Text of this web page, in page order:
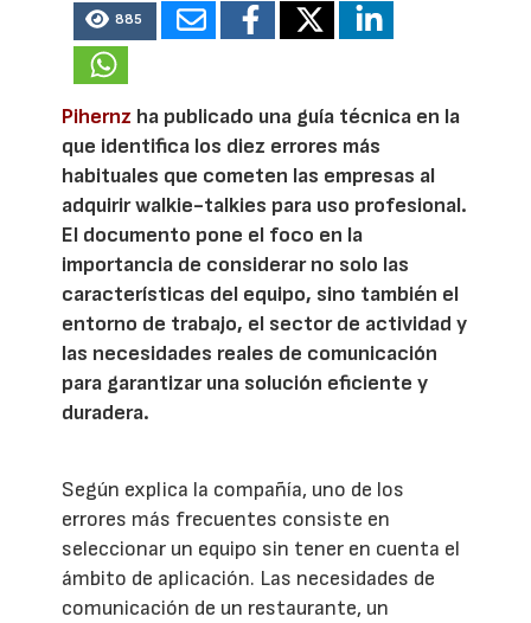
885
Pihernz ha publicado una guía técnica en la
que identifica los diez errores más
habituales que cometen las empresas al
adquirir walkie-talkies para uso profesional.
El documento pone el foco en la
importancia de considerar no solo las
características del equipo, sino también el
entorno de trabajo, el sector de actividad y
las necesidades reales de comunicación
para garantizar una solución eficiente y
duradera.
Según explica la compañía, uno de los
errores más frecuentes consiste en
seleccionar un equipo sin tener en cuenta el
ámbito de aplicación. Las necesidades de
comunicación de un restaurante, un